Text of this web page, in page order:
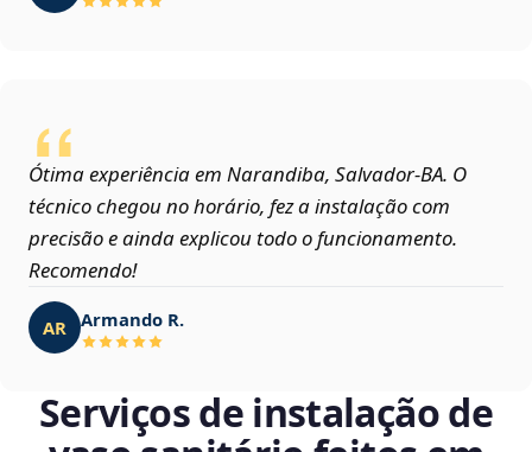
Ótima experiência em Narandiba, Salvador‑BA. O
técnico chegou no horário, fez a instalação com
precisão e ainda explicou todo o funcionamento.
Recomendo!
AR Armando R.
Serviços de instalação de